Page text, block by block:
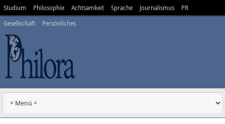
Studium Philosophie Achtsamkeit Sprache Journalismus
PR
Gesellschaft
Persönliches